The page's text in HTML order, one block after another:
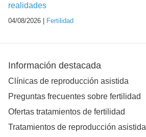
realidades
04/08/2026 | Fertilidad
Información destacada
Clínicas de reproducción asistida
Preguntas frecuentes sobre fertilidad
Ofertas tratamientos de fertilidad
Tratamientos de reproducción asistida